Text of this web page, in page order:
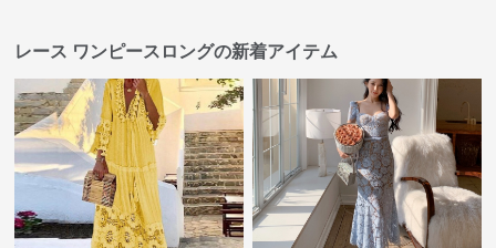
レース ワンピースロングの新着アイテム